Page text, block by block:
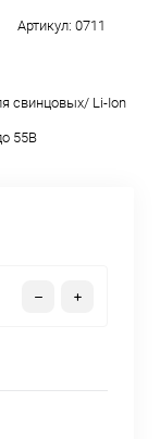
Артикул: 0711
свинцовых/ Li-Ion
55В